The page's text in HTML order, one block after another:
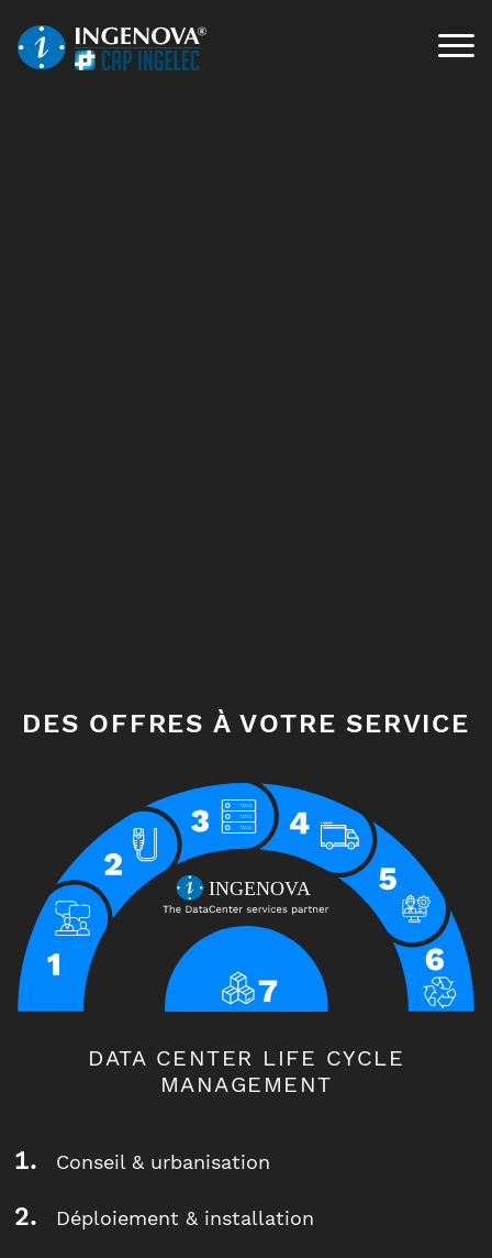
DES OFFRES À VOTRE SERVICE
DATA CENTER LIFE CYCLE
MANAGEMENT
Conseil & urbanisation
Déploiement & installation